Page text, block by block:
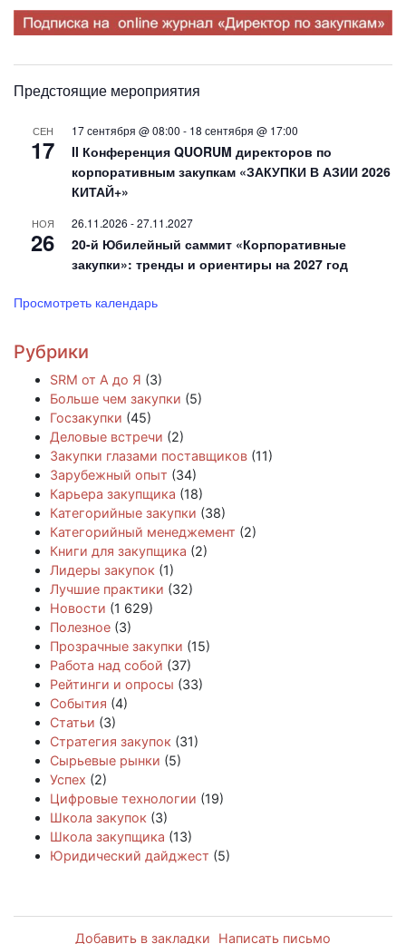
Предстоящие мероприятия
СЕН
17
17 сентября @ 08:00 - 18 сентября @ 17:00
II Конференция QUORUM директоров по
корпоративным закупкам «ЗАКУПКИ В АЗИИ 2026
КИТАЙ+»
НОЯ
26
26.11.2026 -27.11.2027
20-й Юбилейный саммит «Корпоративные
закупки»: тренды и ориентиры на 2027 год
Просмотреть календарь
Рубрики
SRM от А до Я (3)
Больше чем закупки (5)
Госзакупки (45)
Деловые встречи (2)
Закупки глазами поставщиков (11)
Зарубежный опыт (34)
Карьера закупщика (18)
Категорийные закупки (38)
Категорийный менеджемент (2)
Книги для закупщика (2)
Лидеры закупок (1)
Лучшие практики (32)
Новости (1 629)
Полезное (3)
Прозрачные закупки (15)
Работа над собой (37)
Рейтинги и опросы (33)
События (4)
Статьи (3)
Стратегия закупок (31)
Сырьевые рынки (5)
Успех (2)
Цифровые технологии (19)
Школа закупок (3)
Школа закупщика (13)
Юридический дайджест (5)
Добавить в закладки Написать письмо